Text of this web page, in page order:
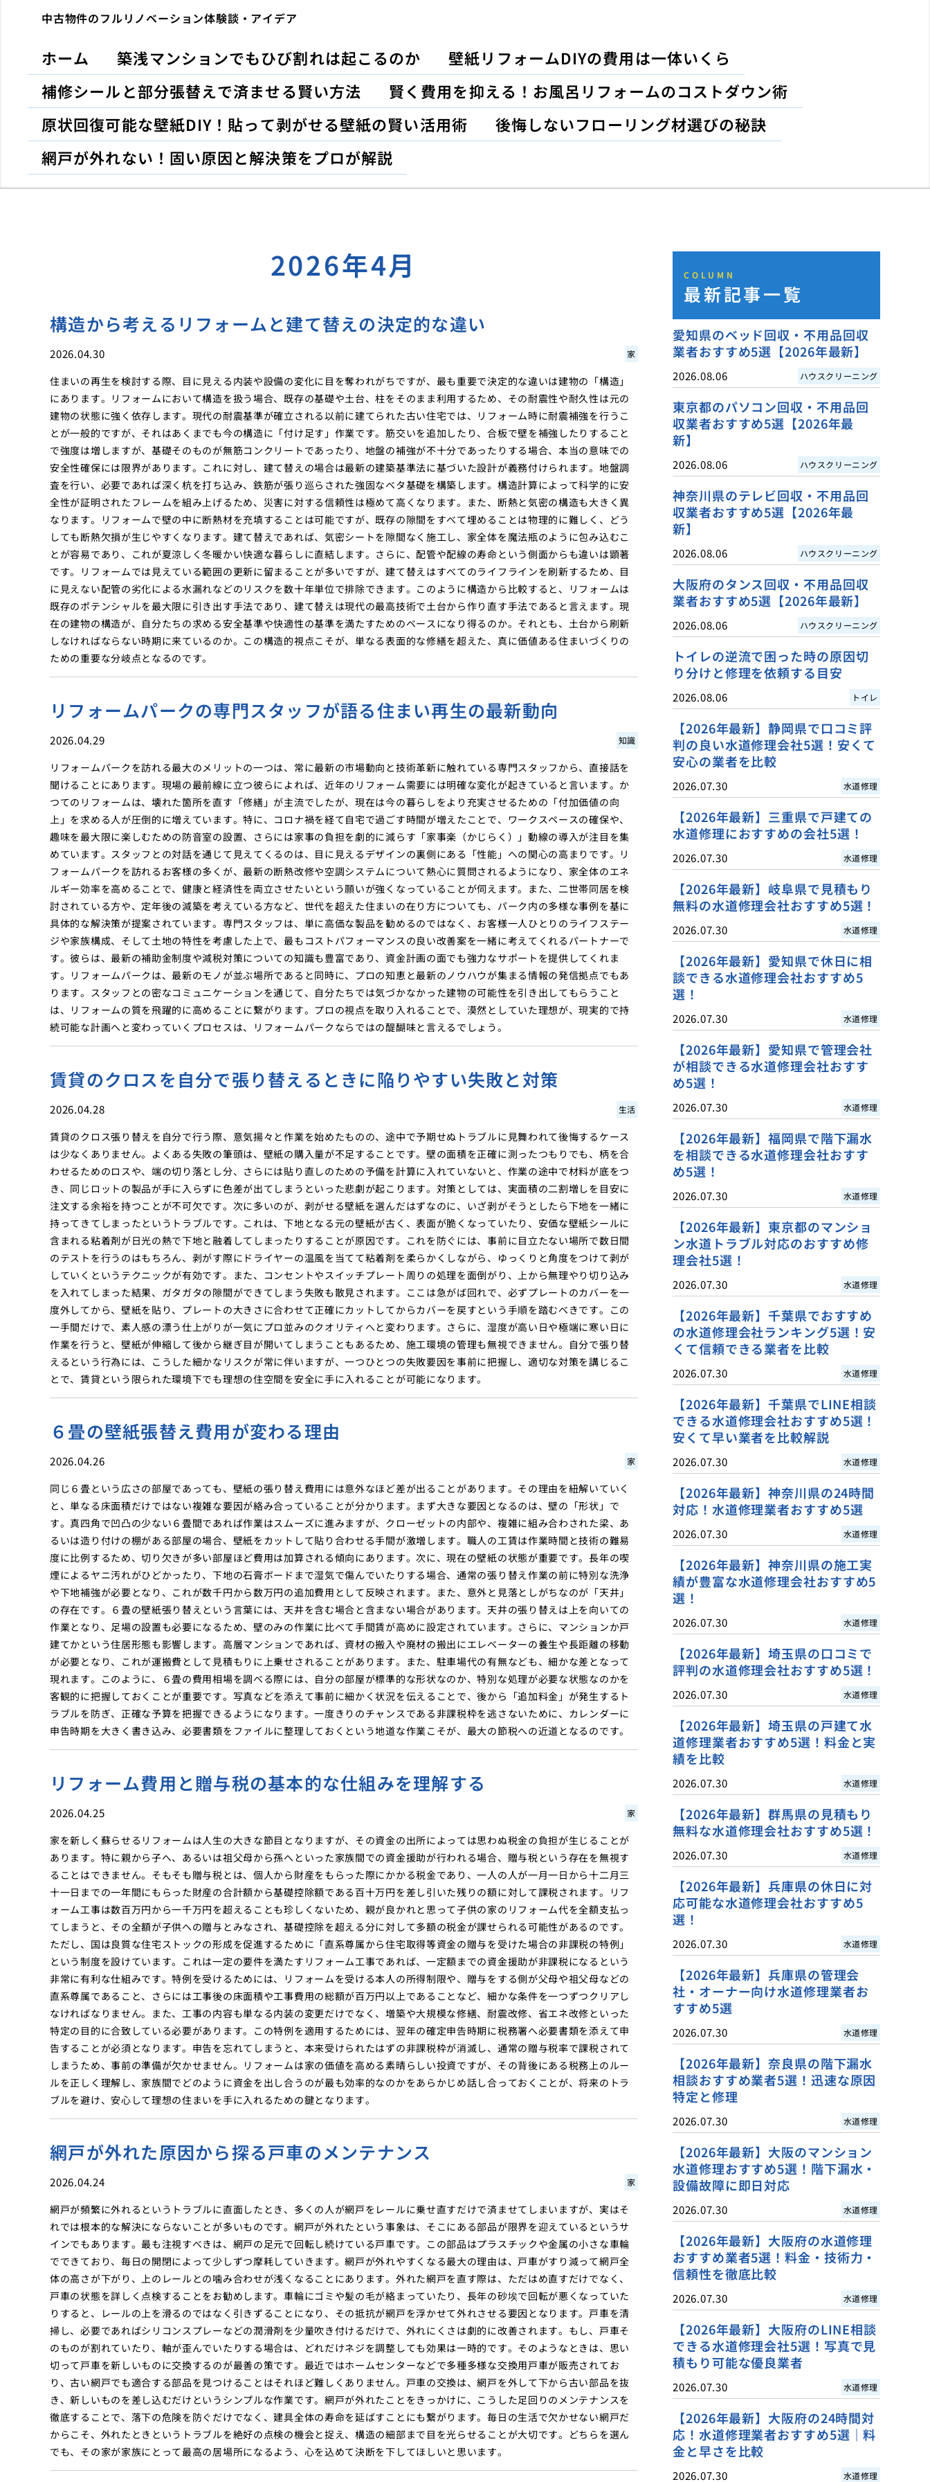
中古物件のフルリノベーション体験談・アイデア
ホーム 築浅マンションでもひび割れは起こるのか
壁紙リフォームDIYの費用は一体いくら
補修シールと部分張替えで済ませる賢い方法
賢く費用を抑える！お風呂リフォームのコストダウン術
原状回復可能な壁紙DIY！貼って剥がせる壁紙の賢い活用術
後悔しないフローリング材選びの秘訣
網戸が外れない！固い原因と解決策をプロが解説
2026年4月
構造から考えるリフォームと建て替えの決定的な違い
2026.04.30 家
住まいの再生を検討する際、目に見える内装や設備の変化に目を奪われがちですが、最も重要で決定的な違いは建物の「構造」
にあります。リフォームにおいて構造を扱う場合、既存の基礎や土台、柱をそのまま利用するため、その耐震性や耐久性は元の
建物の状態に強く依存します。現代の耐震基準が確立される以前に建てられた古い住宅では、リフォーム時に耐震補強を行うこ
とが一般的ですが、それはあくまでも今の構造に「付け足す」作業です。筋交いを追加したり、合板で壁を補強したりすること
で強度は増しますが、基礎そのものが無筋コンクリートであったり、地盤の補強が不十分であったりする場合、本当の意味での
安全性確保には限界があります。これに対し、建て替えの場合は最新の建築基準法に基づいた設計が義務付けられます。地盤調
査を行い、必要であれば深く杭を打ち込み、鉄筋が張り巡らされた強固なベタ基礎を構築します。構造計算によって科学的に安
全性が証明されたフレームを組み上げるため、災害に対する信頼性は極めて高くなります。また、断熱と気密の構造も大きく異
なります。リフォームで壁の中に断熱材を充填することは可能ですが、既存の隙間をすべて埋めることは物理的に難しく、どう
しても断熱欠損が生じやすくなります。建て替えであれば、気密シートを隙間なく施工し、家全体を魔法瓶のように包み込むこ
とが容易であり、これが夏涼しく冬暖かい快適な暮らしに直結します。さらに、配管や配線の寿命という側面からも違いは顕著
です。リフォームでは見えている範囲の更新に留まることが多いですが、建て替えはすべてのライフラインを刷新するため、目
に見えない配管の劣化による水漏れなどのリスクを数十年単位で排除できます。このように構造から比較すると、リフォームは
既存のポテンシャルを最大限に引き出す手法であり、建て替えは現代の最高技術で土台から作り直す手法であると言えます。現
在の建物の構造が、自分たちの求める安全基準や快適性の基準を満たすためのベースになり得るのか。それとも、土台から刷新
しなければならない時期に来ているのか。この構造的視点こそが、単なる表面的な修繕を超えた、真に価値ある住まいづくりの
ための重要な分岐点となるのです。
リフォームパークの専門スタッフが語る住まい再生の最新動向
2026.04.29 知識
リフォームパークを訪れる最大のメリットの一つは、常に最新の市場動向と技術革新に触れている専門スタッフから、直接話を
聞けることにあります。現場の最前線に立つ彼らによれば、近年のリフォーム需要には明確な変化が起きていると言います。か
つてのリフォームは、壊れた箇所を直す「修繕」が主流でしたが、現在は今の暮らしをより充実させるための「付加価値の向
上」を求める人が圧倒的に増えています。特に、コロナ禍を経て自宅で過ごす時間が増えたことで、ワークスペースの確保や、
趣味を最大限に楽しむための防音室の設置、さらには家事の負担を劇的に減らす「家事楽（かじらく）」動線の導入が注目を集
めています。スタッフとの対話を通じて見えてくるのは、目に見えるデザインの裏側にある「性能」への関心の高まりです。リ
フォームパークを訪れるお客様の多くが、最新の断熱改修や空調システムについて熱心に質問されるようになり、家全体のエネ
ルギー効率を高めることで、健康と経済性を両立させたいという願いが強くなっていることが伺えます。また、二世帯同居を検
討されている方や、定年後の減築を考えている方など、世代を超えた住まいの在り方についても、パーク内の多様な事例を基に
具体的な解決策が提案されています。専門スタッフは、単に高価な製品を勧めるのではなく、お客様一人ひとりのライフステー
ジや家族構成、そして土地の特性を考慮した上で、最もコストパフォーマンスの良い改善案を一緒に考えてくれるパートナーで
す。彼らは、最新の補助金制度や減税対策についての知識も豊富であり、資金計画の面でも強力なサポートを提供してくれま
す。リフォームパークは、最新のモノが並ぶ場所であると同時に、プロの知恵と最新のノウハウが集まる情報の発信拠点でもあ
ります。スタッフとの密なコミュニケーションを通じて、自分たちでは気づかなかった建物の可能性を引き出してもらうこと
は、リフォームの質を飛躍的に高めることに繋がります。プロの視点を取り入れることで、漠然としていた理想が、現実的で持
続可能な計画へと変わっていくプロセスは、リフォームパークならではの醍醐味と言えるでしょう。
賃貸のクロスを自分で張り替えるときに陥りやすい失敗と対策
2026.04.28 生活
賃貸のクロス張り替えを自分で行う際、意気揚々と作業を始めたものの、途中で予期せぬトラブルに見舞われて後悔するケース
は少なくありません。よくある失敗の筆頭は、壁紙の購入量が不足することです。壁の面積を正確に測ったつもりでも、柄を合
わせるためのロスや、端の切り落とし分、さらには貼り直しのための予備を計算に入れていないと、作業の途中で材料が底をつ
き、同じロットの製品が手に入らずに色差が出てしまうといった悲劇が起こります。対策としては、実面積の二割増しを目安に
注文する余裕を持つことが不可欠です。次に多いのが、剥がせる壁紙を選んだはずなのに、いざ剥がそうとしたら下地を一緒に
持ってきてしまったというトラブルです。これは、下地となる元の壁紙が古く、表面が脆くなっていたり、安価な壁紙シールに
含まれる粘着剤が日光の熱で下地と融着してしまったりすることが原因です。これを防ぐには、事前に目立たない場所で数日間
のテストを行うのはもちろん、剥がす際にドライヤーの温風を当てて粘着剤を柔らかくしながら、ゆっくりと角度をつけて剥が
していくというテクニックが有効です。また、コンセントやスイッチプレート周りの処理を面倒がり、上から無理やり切り込み
を入れてしまった結果、ガタガタの隙間ができてしまう失敗も散見されます。ここは急がば回れで、必ずプレートのカバーを一
度外してから、壁紙を貼り、プレートの大きさに合わせて正確にカットしてからカバーを戻すという手順を踏むべきです。この
一手間だけで、素人感の漂う仕上がりが一気にプロ並みのクオリティへと変わります。さらに、湿度が高い日や極端に寒い日に
作業を行うと、壁紙が伸縮して後から継ぎ目が開いてしまうこともあるため、施工環境の管理も無視できません。自分で張り替
えるという行為には、こうした細かなリスクが常に伴いますが、一つひとつの失敗要因を事前に把握し、適切な対策を講じるこ
とで、賃貸という限られた環境下でも理想の住空間を安全に手に入れることが可能になります。
６畳の壁紙張替え費用が変わる理由
2026.04.26 家
同じ６畳という広さの部屋であっても、壁紙の張り替え費用には意外なほど差が出ることがあります。その理由を紐解いていく
と、単なる床面積だけではない複雑な要因が絡み合っていることが分かります。まず大きな要因となるのは、壁の「形状」で
す。真四角で凹凸の少ない６畳間であれば作業はスムーズに進みますが、クローゼットの内部や、複雑に組み合わされた梁、あ
るいは造り付けの棚がある部屋の場合、壁紙をカットして貼り合わせる手間が激増します。職人の工賃は作業時間と技術の難易
度に比例するため、切り欠きが多い部屋ほど費用は加算される傾向にあります。次に、現在の壁紙の状態が重要です。長年の喫
煙によるヤニ汚れがひどかったり、下地の石膏ボードまで湿気で傷んでいたりする場合、通常の張り替え作業の前に特別な洗浄
や下地補強が必要となり、これが数千円から数万円の追加費用として反映されます。また、意外と見落としがちなのが「天井」
の存在です。６畳の壁紙張り替えという言葉には、天井を含む場合と含まない場合があります。天井の張り替えは上を向いての
作業となり、足場の設置も必要になるため、壁のみの作業に比べて手間賃が高めに設定されています。さらに、マンションか戸
建てかという住居形態も影響します。高層マンションであれば、資材の搬入や廃材の搬出にエレベーターの養生や長距離の移動
が必要となり、これが運搬費として見積もりに上乗せされることがあります。また、駐車場代の有無なども、細かな差となって
現れます。このように、６畳の費用相場を調べる際には、自分の部屋が標準的な形状なのか、特別な処理が必要な状態なのかを
客観的に把握しておくことが重要です。写真などを添えて事前に細かく状況を伝えることで、後から「追加料金」が発生するト
ラブルを防ぎ、正確な予算を把握できるようになります。一度きりのチャンスである非課税枠を逃さないために、カレンダーに
申告時期を大きく書き込み、必要書類をファイルに整理しておくという地道な作業こそが、最大の節税への近道となるのです。
リフォーム費用と贈与税の基本的な仕組みを理解する
2026.04.25 家
家を新しく蘇らせるリフォームは人生の大きな節目となりますが、その資金の出所によっては思わぬ税金の負担が生じることが
あります。特に親から子へ、あるいは祖父母から孫へといった家族間での資金援助が行われる場合、贈与税という存在を無視す
ることはできません。そもそも贈与税とは、個人から財産をもらった際にかかる税金であり、一人の人が一月一日から十二月三
十一日までの一年間にもらった財産の合計額から基礎控除額である百十万円を差し引いた残りの額に対して課税されます。リフ
ォーム工事は数百万円から一千万円を超えることも珍しくないため、親が良かれと思って子供の家のリフォーム代を全額支払っ
てしまうと、その全額が子供への贈与とみなされ、基礎控除を超える分に対して多額の税金が課せられる可能性があるのです。
ただし、国は良質な住宅ストックの形成を促進するために「直系尊属から住宅取得等資金の贈与を受けた場合の非課税の特例」
という制度を設けています。これは一定の要件を満たすリフォーム工事であれば、一定額までの資金援助が非課税になるという
非常に有利な仕組みです。特例を受けるためには、リフォームを受ける本人の所得制限や、贈与をする側が父母や祖父母などの
直系尊属であること、さらには工事後の床面積や工事費用の総額が百万円以上であることなど、細かな条件を一つずつクリアし
なければなりません。また、工事の内容も単なる内装の変更だけでなく、増築や大規模な修繕、耐震改修、省エネ改修といった
特定の目的に合致している必要があります。この特例を適用するためには、翌年の確定申告時期に税務署へ必要書類を添えて申
告することが必須となります。申告を忘れてしまうと、本来受けられたはずの非課税枠が消滅し、通常の贈与税率で課税されて
しまうため、事前の準備が欠かせません。リフォームは家の価値を高める素晴らしい投資ですが、その背後にある税務上のルー
ルを正しく理解し、家族間でどのように資金を出し合うのが最も効率的なのかをあらかじめ話し合っておくことが、将来のトラ
ブルを避け、安心して理想の住まいを手に入れるための鍵となります。
網戸が外れた原因から探る戸車のメンテナンス
2026.04.24 家
網戸が頻繁に外れるというトラブルに直面したとき、多くの人が網戸をレールに乗せ直すだけで済ませてしまいますが、実はそ
れでは根本的な解決にならないことが多いものです。網戸が外れたという事象は、そこにある部品が限界を迎えているというサ
インでもあります。最も注視すべきは、網戸の足元で回転し続けている戸車です。この部品はプラスチックや金属の小さな車輪
でできており、毎日の開閉によって少しずつ摩耗していきます。網戸が外れやすくなる最大の理由は、戸車がすり減って網戸全
体の高さが下がり、上のレールとの噛み合わせが浅くなることにあります。外れた網戸を直す際は、ただはめ直すだけでなく、
戸車の状態を詳しく点検することをお勧めします。車輪にゴミや髪の毛が絡まっていたり、長年の砂埃で回転が悪くなっていた
りすると、レールの上を滑るのではなく引きずることになり、その抵抗が網戸を浮かせて外れさせる要因となります。戸車を清
掃し、必要であればシリコンスプレーなどの潤滑剤を少量吹き付けるだけで、外れにくさは劇的に改善されます。もし、戸車そ
のものが割れていたり、軸が歪んでいたりする場合は、どれだけネジを調整しても効果は一時的です。そのようなときは、思い
切って戸車を新しいものに交換するのが最善の策です。最近ではホームセンターなどで多種多様な交換用戸車が販売されてお
り、古い網戸でも適合する部品を見つけることはそれほど難しくありません。戸車の交換は、網戸を外して下から古い部品を抜
き、新しいものを差し込むだけというシンプルな作業です。網戸が外れたことをきっかけに、こうした足回りのメンテナンスを
徹底することで、落下の危険を防ぐだけでなく、建具全体の寿命を延ばすことにも繋がります。毎日の生活で欠かせない網戸だ
からこそ、外れたときというトラブルを絶好の点検の機会と捉え、構造の細部まで目を光らせることが大切です。どちらを選ん
でも、その家が家族にとって最高の居場所になるよう、心を込めて決断を下してほしいと思います。
COLUMN
最新記事一覧
愛知県のベッド回収・不用品回収
業者おすすめ5選【2026年最新】
2026.08.06 ハウスクリーニング
東京都のパソコン回収・不用品回
収業者おすすめ5選【2026年最
新】
2026.08.06 ハウスクリーニング
神奈川県のテレビ回収・不用品回
収業者おすすめ5選【2026年最
新】
2026.08.06 ハウスクリーニング
大阪府のタンス回収・不用品回収
業者おすすめ5選【2026年最新】
2026.08.06 ハウスクリーニング
トイレの逆流で困った時の原因切
り分けと修理を依頼する目安
2026.08.06 トイレ
【2026年最新】静岡県で口コミ評
判の良い水道修理会社5選！安くて
安心の業者を比較
2026.07.30 水道修理
【2026年最新】三重県で戸建ての
水道修理におすすめの会社5選！
2026.07.30 水道修理
【2026年最新】岐阜県で見積もり
無料の水道修理会社おすすめ5選！
2026.07.30 水道修理
【2026年最新】愛知県で休日に相
談できる水道修理会社おすすめ5
選！
2026.07.30 水道修理
【2026年最新】愛知県で管理会社
が相談できる水道修理会社おすす
め5選！
2026.07.30 水道修理
【2026年最新】福岡県で階下漏水
を相談できる水道修理会社おすす
め5選！
2026.07.30 水道修理
【2026年最新】東京都のマンショ
ン水道トラブル対応のおすすめ修
理会社5選！
2026.07.30 水道修理
【2026年最新】千葉県でおすすめ
の水道修理会社ランキング5選！安
くて信頼できる業者を比較
2026.07.30 水道修理
【2026年最新】千葉県でLINE相談
できる水道修理会社おすすめ5選！
安くて早い業者を比較解説
2026.07.30 水道修理
【2026年最新】神奈川県の24時間
対応！水道修理業者おすすめ5選
2026.07.30 水道修理
【2026年最新】神奈川県の施工実
績が豊富な水道修理会社おすすめ5
選！
2026.07.30 水道修理
【2026年最新】埼玉県の口コミで
評判の水道修理会社おすすめ5選！
2026.07.30 水道修理
【2026年最新】埼玉県の戸建て水
道修理業者おすすめ5選！料金と実
績を比較
2026.07.30 水道修理
【2026年最新】群馬県の見積もり
無料な水道修理会社おすすめ5選！
2026.07.30 水道修理
【2026年最新】兵庫県の休日に対
応可能な水道修理会社おすすめ5
選！
2026.07.30 水道修理
【2026年最新】兵庫県の管理会
社・オーナー向け水道修理業者お
すすめ5選
2026.07.30 水道修理
【2026年最新】奈良県の階下漏水
相談おすすめ業者5選！迅速な原因
特定と修理
2026.07.30 水道修理
【2026年最新】大阪のマンション
水道修理おすすめ5選！階下漏水・
設備故障に即日対応
2026.07.30 水道修理
【2026年最新】大阪府の水道修理
おすすめ業者5選！料金・技術力・
信頼性を徹底比較
2026.07.30 水道修理
【2026年最新】大阪府のLINE相談
できる水道修理会社5選！写真で見
積もり可能な優良業者
2026.07.30 水道修理
【2026年最新】大阪府の24時間対
応！水道修理業者おすすめ5選｜料
金と早さを比較
2026.07.30 水道修理